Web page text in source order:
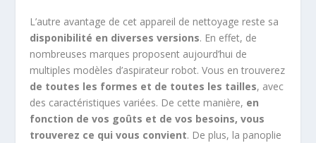
L’autre avantage de cet appareil de nettoyage reste sa
disponibilité en diverses versions. En effet, de
nombreuses marques proposent aujourd’hui de
multiples modèles d’aspirateur robot. Vous en trouverez
de toutes les formes et de toutes les tailles, avec
des caractéristiques variées. De cette manière, en
fonction de vos goûts et de vos besoins, vous
trouverez ce qui vous convient. De plus, la panoplie